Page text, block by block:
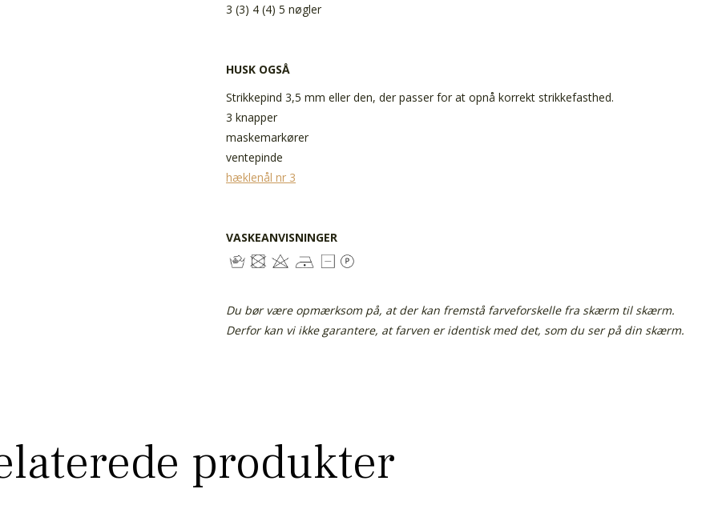
3 (3) 4 (4) 5 nøgler
HUSK OGSÅ
Strikkepind 3,5 mm eller den, der passer for at opnå korrekt strikkefasthed.
3 knapper
maskemarkører
ventepinde
hæklenål nr 3
VASKEANVISNINGER
Du bør være opmærksom på, at der kan fremstå farveforskelle fra skærm til skærm.
Derfor kan vi ikke garantere, at farven er identisk med det, som du ser på din skærm.
produkter